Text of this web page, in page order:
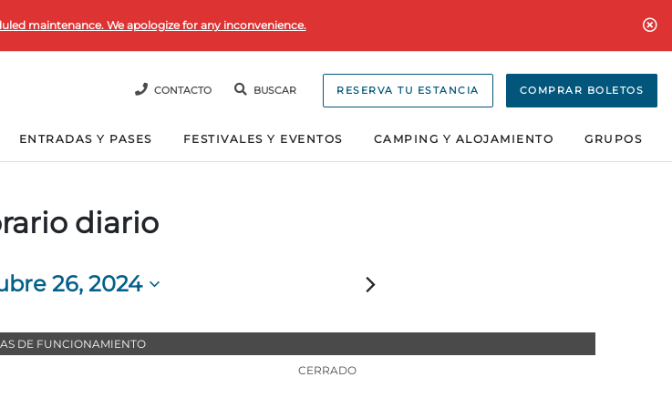
maintenance. We apologize for any inconvenience.
CONTACTO BUSCAR RESERVA TU ESTANCIA COMPRAR BOLETOS
ENTRADAS Y PASES FESTIVALES Y EVENTOS CAMPING Y ALOJAMIENTO GRUPOS
diario
26, 2024
DE FUNCIONAMIENTO
CERRADO